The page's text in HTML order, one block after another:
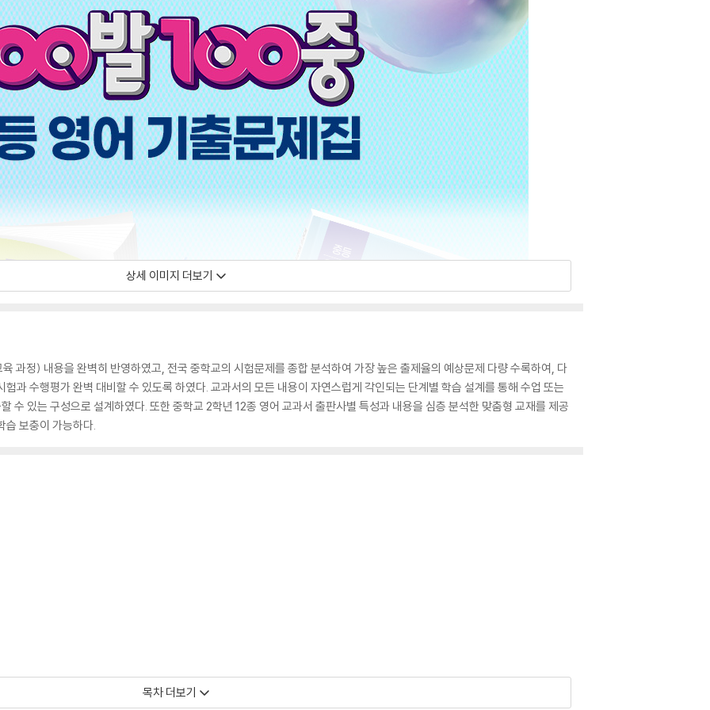
상세 이미지 더보기
과정) 내용을 완벽히 반영하였고, 전국 중학교의 시험문제를 종합 분석하여 가장 높은 출제율의 예상문제 다량 수록하여, 다
과 수행평가 완벽 대비할 수 있도록 하였다. 교과서의 모든 내용이 자연스럽게 각인되는 단계별 학습 설계를 통해 수업 또는
수 있는 구성으로 설계하였다. 또한 중학교 2학년 12종 영어 교과서 출판사별 특성과 내용을 심층 분석한 맞춤형 교재를 제공
습 보충이 가능하다.
목차 더보기